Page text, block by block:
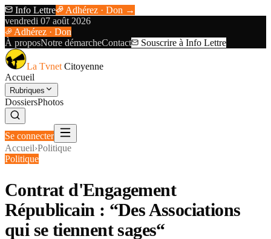
Info Lettre
Adhérez · Don →
vendredi 07 août 2026
Adhérez · Don
À proposNotre démarcheContact Souscrire à Info Lettre
La Tvnet Citoyenne
Accueil
Rubriques
DossiersPhotos
Se connecter
Accueil›Politique
Politique
Contrat d'Engagement
Républicain : “Des Associations
qui se tiennent sages“